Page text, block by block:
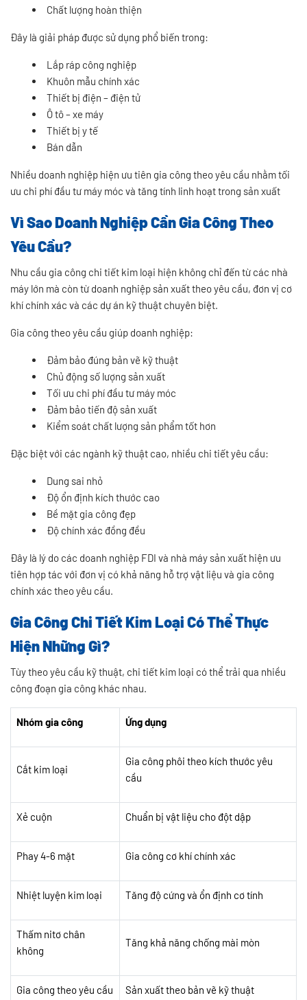
Chất lượng hoàn thiện
Đây là giải pháp được sử dụng phổ biến trong:
Lắp ráp công nghiệp
Khuôn mẫu chính xác
Thiết bị điện – điện tử
Ô tô – xe máy
Thiết bị y tế
Bán dẫn
Nhiều doanh nghiệp hiện ưu tiên gia công theo yêu cầu nhằm tối
ưu chi phí đầu tư máy móc và tăng tính linh hoạt trong sản xuất
Vì Sao Doanh Nghiệp Cần Gia Công Theo
Yêu Cầu?
Nhu cầu gia công chi tiết kim loại hiện không chỉ đến từ các nhà
máy lớn mà còn từ doanh nghiệp sản xuất theo yêu cầu, đơn vị cơ
khí chính xác và các dự án kỹ thuật chuyên biệt.
Gia công theo yêu cầu giúp doanh nghiệp:
Đảm bảo đúng bản vẽ kỹ thuật
Chủ động số lượng sản xuất
Tối ưu chi phí đầu tư máy móc
Đảm bảo tiến độ sản xuất
Kiểm soát chất lượng sản phẩm tốt hơn
Đặc biệt với các ngành kỹ thuật cao, nhiều chi tiết yêu cầu:
Dung sai nhỏ
Độ ổn định kích thước cao
Bề mặt gia công đẹp
Độ chính xác đồng đều
Đây là lý do các doanh nghiệp FDI và nhà máy sản xuất hiện ưu
tiên hợp tác với đơn vị có khả năng hỗ trợ vật liệu và gia công
chính xác theo yêu cầu.
Gia Công Chi Tiết Kim Loại Có Thể Thực
Hiện Những Gì?
Tùy theo yêu cầu kỹ thuật, chi tiết kim loại có thể trải qua nhiều
công đoạn gia công khác nhau.
Nhóm gia công Ứng dụng
Cắt kim loại
Gia công phôi theo kích thước yêu
cầu
Xẻ cuộn Chuẩn bị vật liệu cho đột dập
Phay 4-6 mặt Gia công cơ khí chính xác
Nhiệt luyện kim loại Tăng độ cứng và ổn định cơ tính
Thấm nitơ chân
không
Tăng khả năng chống mài mòn
Gia công theo yêu cầu Sản xuất theo bản vẽ kỹ thuật